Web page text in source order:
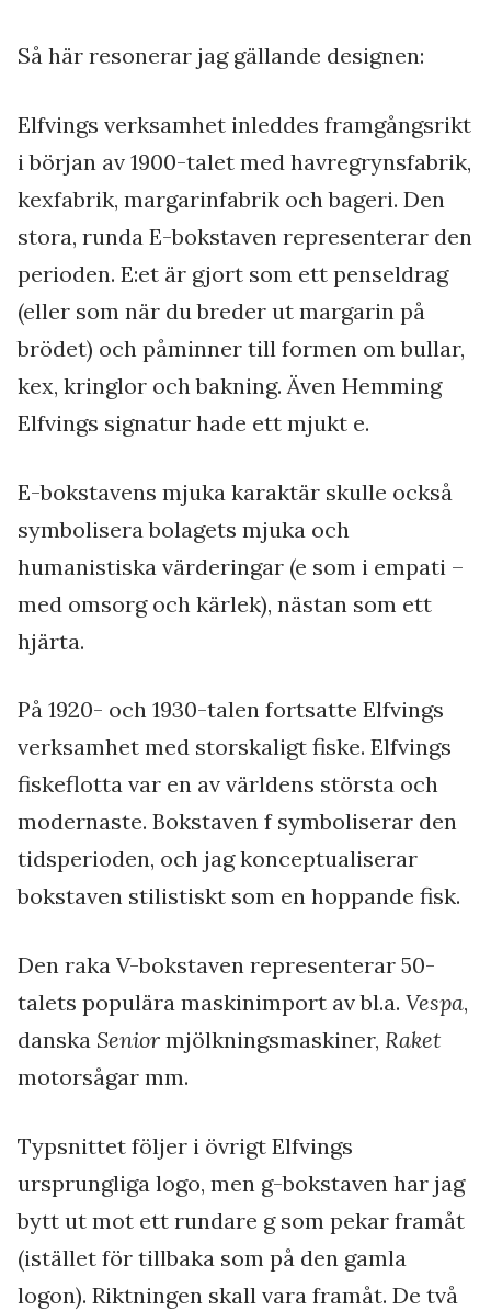
Så här resonerar jag gällande designen:
Elfvings verksamhet inleddes framgångsrikt
i början av 1900-talet med havregrynsfabrik,
kexfabrik, margarinfabrik och bageri. Den
stora, runda E-bokstaven representerar den
perioden. E:et är gjort som ett penseldrag
(eller som när du breder ut margarin på
brödet) och påminner till formen om bullar,
kex, kringlor och bakning. Även Hemming
Elfvings signatur hade ett mjukt e.
E-bokstavens mjuka karaktär skulle också
symbolisera bolagets mjuka och
humanistiska värderingar (e som i empati –
med omsorg och kärlek), nästan som ett
hjärta.
På 1920- och 1930-talen fortsatte Elfvings
verksamhet med storskaligt fiske. Elfvings
fiskeflotta var en av världens största och
modernaste. Bokstaven f symboliserar den
tidsperioden, och jag konceptualiserar
bokstaven stilistiskt som en hoppande fisk.
Den raka V-bokstaven representerar 50-
talets populära maskinimport av bl.a. Vespa,
danska Senior mjölkningsmaskiner, Raket
motorsågar mm.
Typsnittet följer i övrigt Elfvings
ursprungliga logo, men g-bokstaven har jag
bytt ut mot ett rundare g som pekar framåt
(istället för tillbaka som på den gamla
logon). Riktningen skall vara framåt. De två